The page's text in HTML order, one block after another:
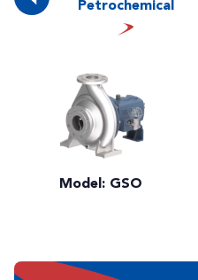
Petrochemical
Model: GSO